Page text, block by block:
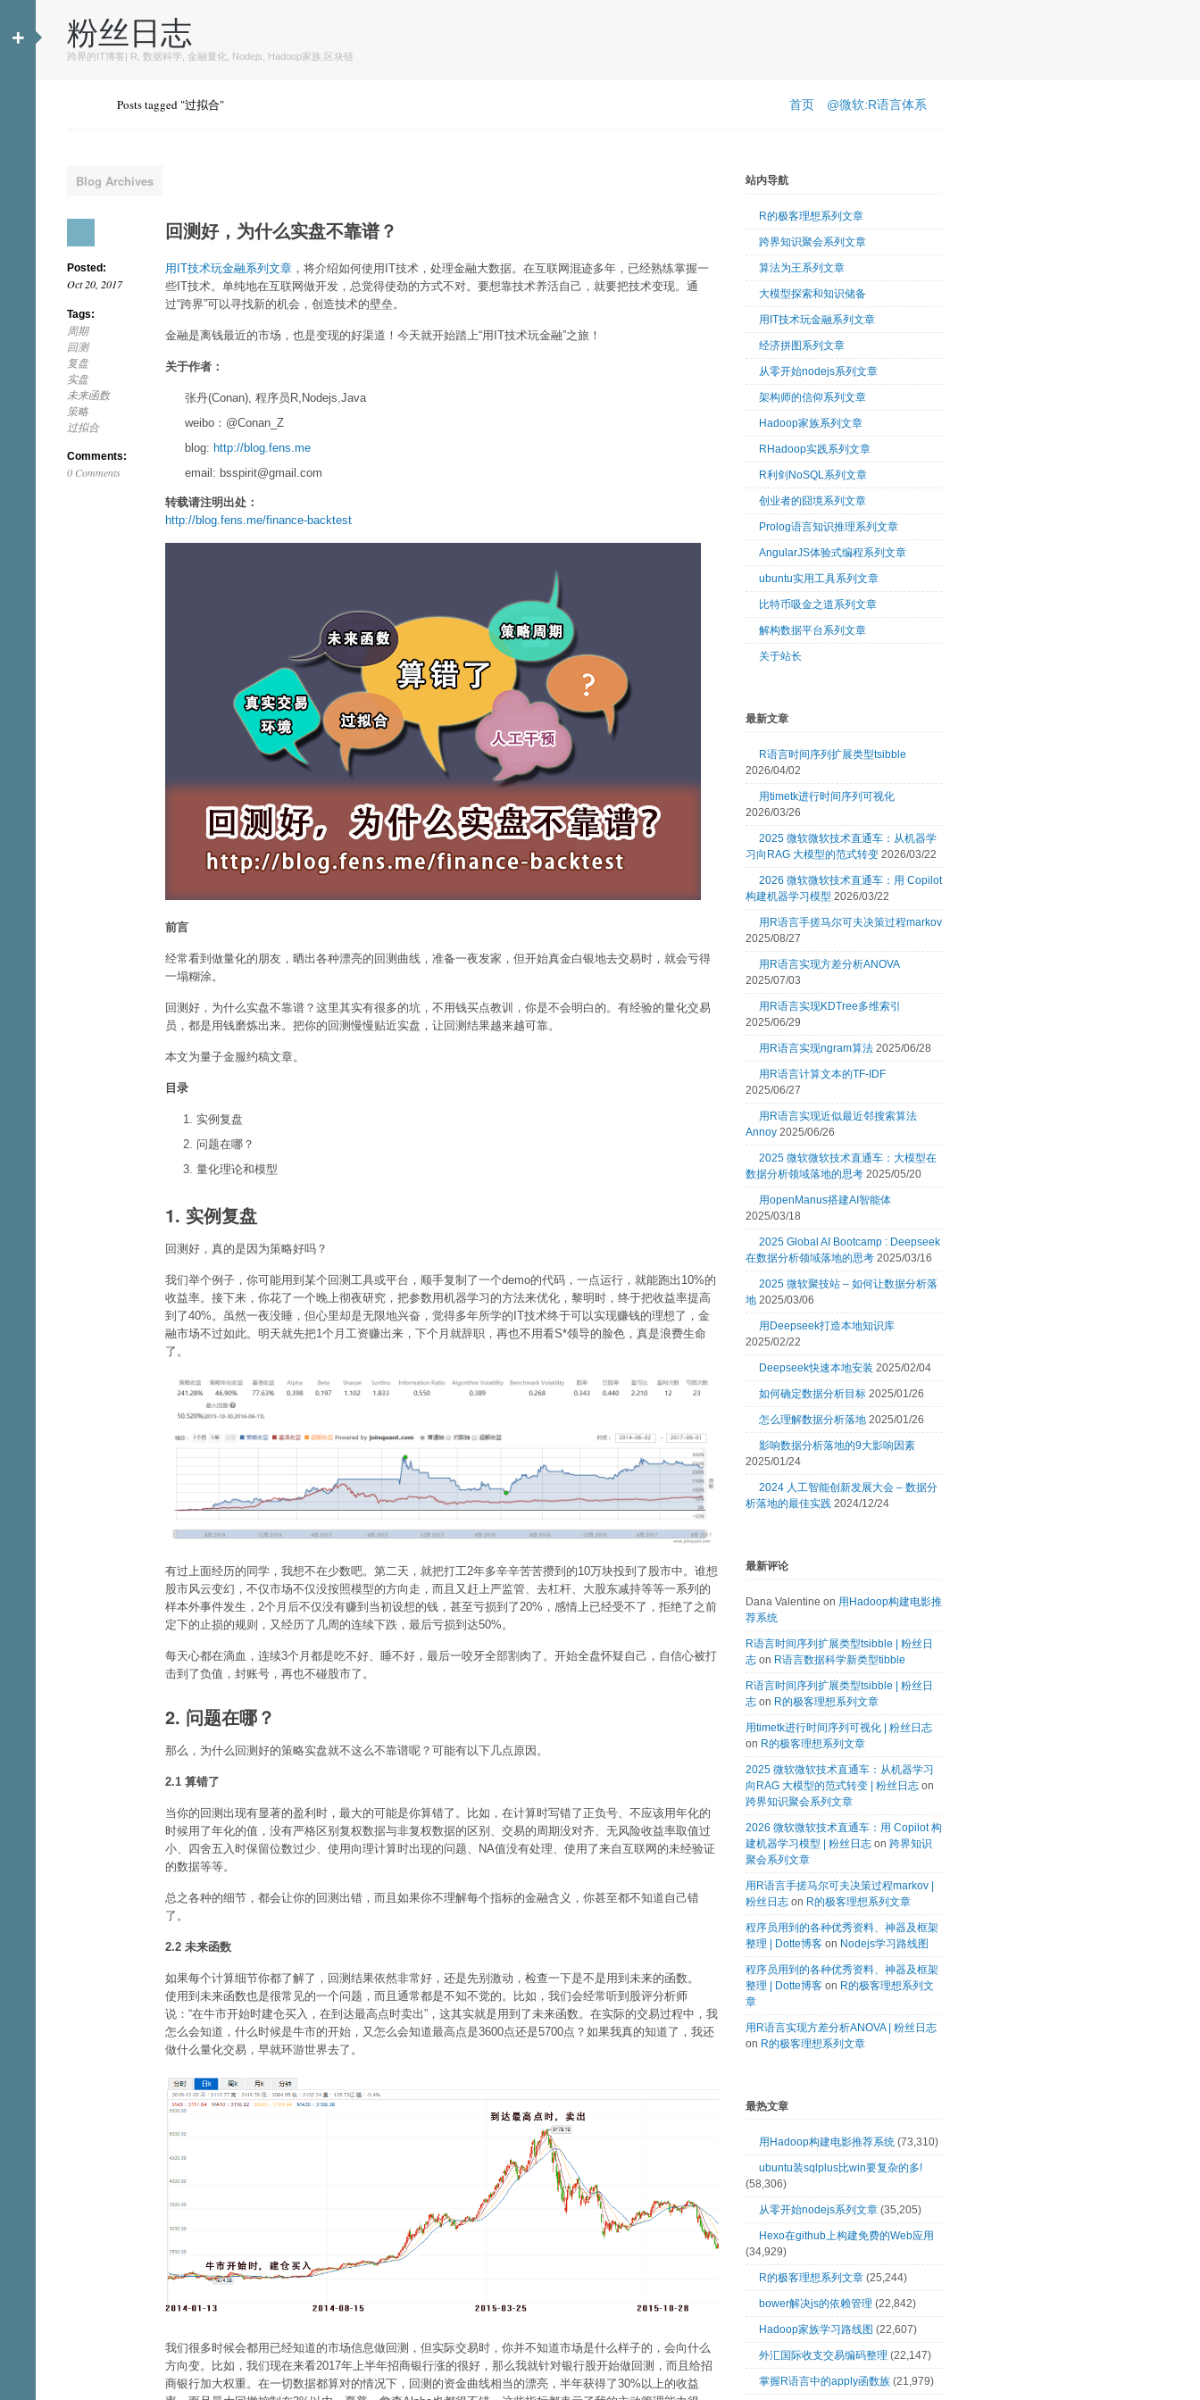
+ 粉丝日志
跨界的IT博客| R, 数据科学, 金融量化, Nodejs, Hadoop家族,区块链
Posts tagged "过拟合" 首页 @微软:R语言体系
Blog Archives
Posted:
Oct 20, 2017
Tags:
周期
回测
复盘
实盘
未来函数
策略
过拟合
Comments:
0 Comments
回测好，为什么实盘不靠谱？
用IT技术玩金融系列文章 ，将介绍如何使用IT技术，处理金融大数据。在互联网混迹多年，已经熟练掌握一
些IT技术。单纯地在互联网做开发，总觉得使劲的方式不对。要想靠技术养活自己，就要把技术变现。通
过“跨界”可以寻找新的机会，创造技术的壁垒。
金融是离钱最近的市场，也是变现的好渠道！今天就开始踏上“用IT技术玩金融”之旅！
关于作者：
张丹(Conan), 程序员R,Nodejs,Java
weibo：@Conan_Z
blog: http://blog.fens.me
email: bsspirit@gmail.com
转载请注明出处：
http://blog.fens.me/finance-backtest
前言
经常看到做量化的朋友，晒出各种漂亮的回测曲线，准备一夜发家，但开始真金白银地去交易时，就会亏得
一塌糊涂。
回测好，为什么实盘不靠谱？这里其实有很多的坑，不用钱买点教训，你是不会明白的。有经验的量化交易
员，都是用钱磨炼出来。把你的回测慢慢贴近实盘，让回测结果越来越可靠。
本文为量子金服约稿文章。
目录
实例复盘
问题在哪？
量化理论和模型
1. 实例复盘
回测好，真的是因为策略好吗？
我们举个例子，你可能用到某个回测工具或平台，顺手复制了一个demo的代码，一点运行，就能跑出10%的
收益率。接下来，你花了一个晚上彻夜研究，把参数用机器学习的方法来优化，黎明时，终于把收益率提高
到了40%。虽然一夜没睡，但心里却是无限地兴奋，觉得多年所学的IT技术终于可以实现赚钱的理想了，金
融市场不过如此。明天就先把1个月工资赚出来，下个月就辞职，再也不用看S*领导的脸色，真是浪费生命
了。
有过上面经历的同学，我想不在少数吧。第二天，就把打工2年多辛辛苦苦攒到的10万块投到了股市中。谁想
股市风云变幻，不仅市场不仅没按照模型的方向走，而且又赶上严监管、去杠杆、大股东减持等等一系列的
样本外事件发生，2个月后不仅没有赚到当初设想的钱，甚至亏损到了20%，感情上已经受不了，拒绝了之前
定下的止损的规则，又经历了几周的连续下跌，最后亏损到达50%。
每天心都在滴血，连续3个月都是吃不好、睡不好，最后一咬牙全部割肉了。开始全盘怀疑自己，自信心被打
击到了负值，封账号，再也不碰股市了。
2. 问题在哪？
那么，为什么回测好的策略实盘就不这么不靠谱呢？可能有以下几点原因。
2.1 算错了
当你的回测出现有显著的盈利时，最大的可能是你算错了。比如，在计算时写错了正负号、不应该用年化的
时候用了年化的值，没有严格区别复权数据与非复权数据的区别、交易的周期没对齐、无风险收益率取值过
小、四舍五入时保留位数过少、使用向理计算时出现的问题、NA值没有处理、使用了来自互联网的未经验证
的数据等等。
总之各种的细节，都会让你的回测出错，而且如果你不理解每个指标的金融含义，你甚至都不知道自己错
了。
2.2 未来函数
如果每个计算细节你都了解了，回测结果依然非常好，还是先别激动，检查一下是不是用到未来的函数。
使用到未来函数也是很常见的一个问题，而且通常都是不知不觉的。比如，我们会经常听到股评分析师
说：“在牛市开始时建仓买入，在到达最高点时卖出”，这其实就是用到了未来函数。在实际的交易过程中，我
怎么会知道，什么时候是牛市的开始，又怎么会知道最高点是3600点还是5700点？如果我真的知道了，我还
做什么量化交易，早就环游世界去了。
我们很多时候会都用已经知道的市场信息做回测，但实际交易时，你并不知道市场是什么样子的，会向什么
方向变。比如，我们现在来看2017年上半年招商银行涨的很好，那么我就针对银行股开始做回测，而且给招
商银行加大权重。在一切数据都算对的情况下，回测的资金曲线相当的漂亮，半年获得了30%以上的收益
站内导航
R的极客理想系列文章
跨界知识聚会系列文章
算法为王系列文章
大模型探索和知识储备
用IT技术玩金融系列文章
经济拼图系列文章
从零开始nodejs系列文章
架构师的信仰系列文章
Hadoop家族系列文章
RHadoop实践系列文章
R利剑NoSQL系列文章
创业者的囧境系列文章
Prolog语言知识推理系列文章
AngularJS体验式编程系列文章
ubuntu实用工具系列文章
比特币吸金之道系列文章
解构数据平台系列文章
关于站长
最新文章
R语言时间序列扩展类型tsibble
2026/04/02
用timetk进行时间序列可视化
2026/03/26
2025 微软微软技术直通车：从机器学
习向RAG 大模型的范式转变 2026/03/22
2026 微软微软技术直通车：用 Copilot
构建机器学习模型 2026/03/22
用R语言手搓马尔可夫决策过程markov
2025/08/27
用R语言实现方差分析ANOVA
2025/07/03
用R语言实现KDTree多维索引
2025/06/29
用R语言实现ngram算法 2025/06/28
用R语言计算文本的TF-IDF
2025/06/27
用R语言实现近似最近邻搜索算法
Annoy 2025/06/26
2025 微软微软技术直通车：大模型在
数据分析领域落地的思考 2025/05/20
用openManus搭建AI智能体
2025/03/18
2025 Global AI Bootcamp : Deepseek
在数据分析领域落地的思考 2025/03/16
2025 微软聚技站 – 如何让数据分析落
地 2025/03/06
用Deepseek打造本地知识库
2025/02/22
Deepseek快速本地安装 2025/02/04
如何确定数据分析目标 2025/01/26
怎么理解数据分析落地 2025/01/26
影响数据分析落地的9大影响因素
2025/01/24
2024 人工智能创新发展大会 – 数据分
析落地的最佳实践 2024/12/24
最新评论
Dana Valentine on 用Hadoop构建电影推
荐系统
R语言时间序列扩展类型tsibble | 粉丝日
志 on R语言数据科学新类型tibble
R语言时间序列扩展类型tsibble | 粉丝日
志 on R的极客理想系列文章
用timetk进行时间序列可视化 | 粉丝日志
on R的极客理想系列文章
2025 微软微软技术直通车：从机器学习
向RAG 大模型的范式转变 | 粉丝日志 on
跨界知识聚会系列文章
2026 微软微软技术直通车：用 Copilot 构
建机器学习模型 | 粉丝日志 on 跨界知识
聚会系列文章
用R语言手搓马尔可夫决策过程markov |
粉丝日志 on R的极客理想系列文章
程序员用到的各种优秀资料、神器及框架
整理 | Dotte博客 on Nodejs学习路线图
程序员用到的各种优秀资料、神器及框架
整理 | Dotte博客 on R的极客理想系列文
章
用R语言实现方差分析ANOVA | 粉丝日志
on R的极客理想系列文章
最热文章
用Hadoop构建电影推荐系统 (73,310)
ubuntu装sqlplus比win要复杂的多!
(58,306)
从零开始nodejs系列文章 (35,205)
Hexo在github上构建免费的Web应用
(34,929)
R的极客理想系列文章 (25,244)
bower解决js的依赖管理 (22,842)
Hadoop家族学习路线图 (22,607)
外汇国际收支交易编码整理 (22,147)
掌握R语言中的apply函数族 (21,979)